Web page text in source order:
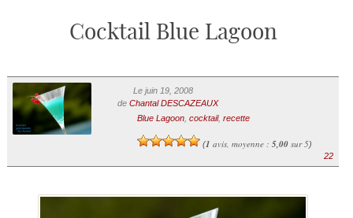
Cocktail Blue Lagoon
Le juin 19, 2008
de Chantal DESCAZEAUX
Blue Lagoon, cocktail, recette
(1 avis, moyenne : 5,00sur 5)
22